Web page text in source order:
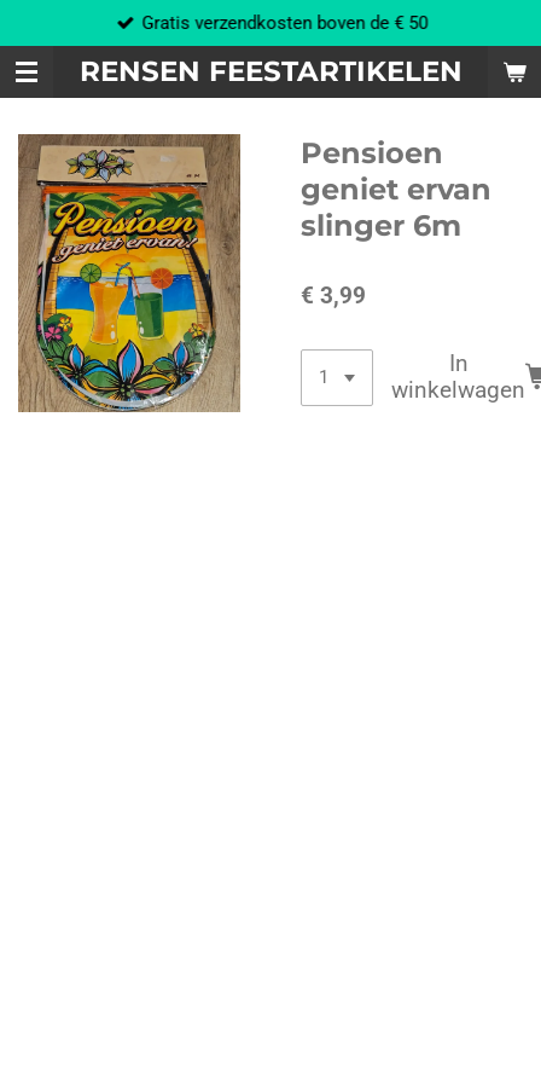
direct
naar
de
hoofdinhoud
RENSEN FEESTARTIKELEN
Gratis verzendkosten boven de € 50
Pensioen
geniet ervan
slinger 6m
€ 3,99
In
winkelwagen